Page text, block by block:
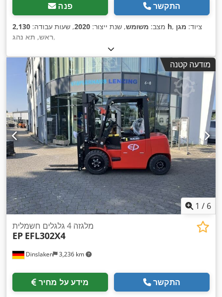
פנה התקשר
מצב: משומש, שנת ייצור: 2020, שעות עבודה: 2,130 h , ציוד: מגן
ראש, תא נהג,
מודעה קטנה
1 / 6
Dinslaken 3,236 km
מלגזה 4 גלגלים חשמלית
EP EFL302X4
מידע על מחיר התקשר